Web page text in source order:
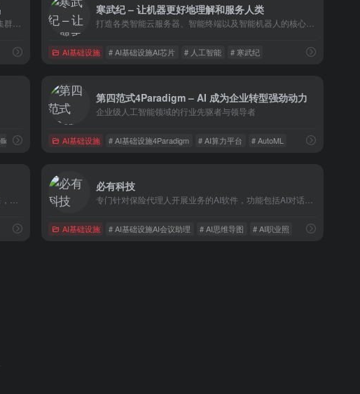
寒武纪 – 让机器更好地理解和服务人类
AI基础设施 # AI基础设施AI芯片 # 人工智能 # 寒武纪
第四范式4Paradigm – AI 成为企业转型强劲动力
企业级人工智能领域的行业先驱者与领导者
AI基础设施 # AI基础设施4Paradigm # AI算力平台 # AutoML
必有科技
AI基础设施 # AI基础设施AI会议助理 # AI思维导图 # AI职业照